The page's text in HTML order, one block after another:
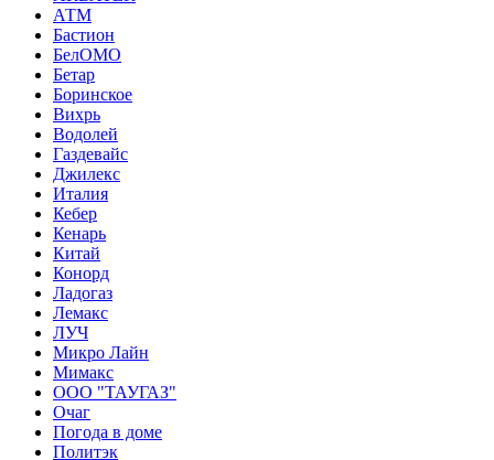
АТМ
Бастион
БелОМО
Бетар
Боринское
Вихрь
Водолей
Газдевайс
Джилекс
Италия
Кебер
Кенарь
Китай
Конорд
Ладогаз
Лемакс
ЛУЧ
Микро Лайн
Мимакс
ООО "ТАУГАЗ"
Очаг
Погода в доме
Политэк